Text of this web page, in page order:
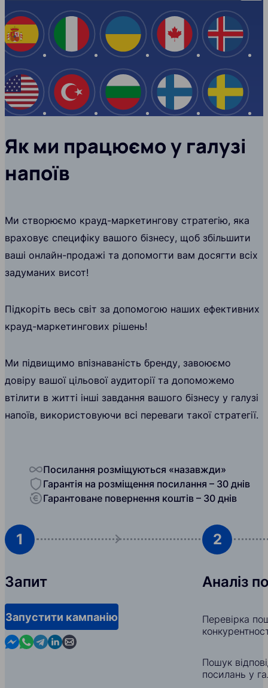
Іспанія
США
Італія
Туреччина
Україна
Болгарія
Канада
Фінляндія Швеція
Як ми працюємо у галузі
напоїв
Ми створюємо крауд-маркетингову стратегію, яка
враховує специфіку вашого бізнесу, щоб збільшити
ваші онлайн-продажі та допомогти вам досягти всіх
задуманих висот!
Підкоріть весь світ за допомогою наших ефективних
крауд-маркетингових рішень!
Ми підвищимо впізнаваність бренду, завоюємо
довіру вашої цільової аудиторії та допоможемо
втілити в житті інші завдання вашого бізнесу у галузі
напоїв, використовуючи всі переваги такої стратегії.
Посилання розміщуються «назавжди»
Гарантія на розміщення посилання – 30 днів
Гарантоване повернення коштів – 30 днів
1
Запит
Запустити кампанію
Contact us in Messenger
Contact us in WhatsApp
Contact us in Telegram
Contact us in Linkedin
Contact us by email
2
Аналіз
Перевірка
Пошук
посилань у